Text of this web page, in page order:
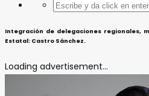
Integración de delegaciones regionales,
Estatal: Castro Sánchez.
Loading advertisement...